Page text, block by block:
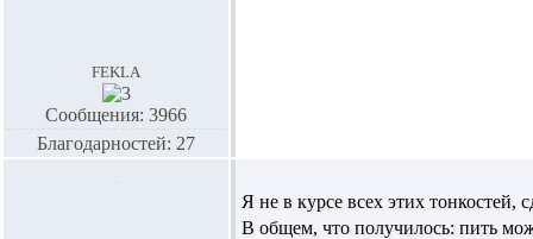
fekla
Сообщения: 3966
Благодарностей: 27
Я не в курсе всех этих тонкостей,
В общем, что получилось: пить